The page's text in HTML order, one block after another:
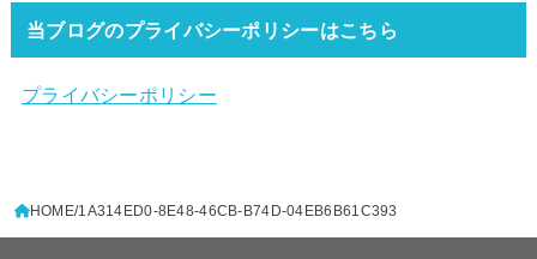
当ブログのプライバシーポリシーはこちら
プライバシーポリシー
HOME 1A314ED0-8E48-46CB-B74D-04EB6B61C393